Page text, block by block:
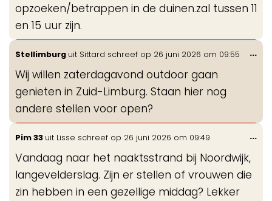
opzoeken/betrappen in de duinen.zal tussen 11
en 15 uur zijn.
Stellimburg uit Sittard schreef op 26 juni 2026 om 09:55
Wij willen zaterdagavond outdoor gaan
genieten in Zuid-Limburg. Staan hier nog
andere stellen voor open?
...
Pim 33 uit Lisse schreef op 26 juni 2026 om 09:49
Vandaag naar het naaktsstrand bij Noordwijk,
langevelderslag. Zijn er stellen of vrouwen die
zin hebben in een gezellige middag? Lekker
...